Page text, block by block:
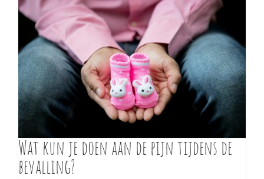
Wat kun je doen aan de pijn tijdens de
bevalling?